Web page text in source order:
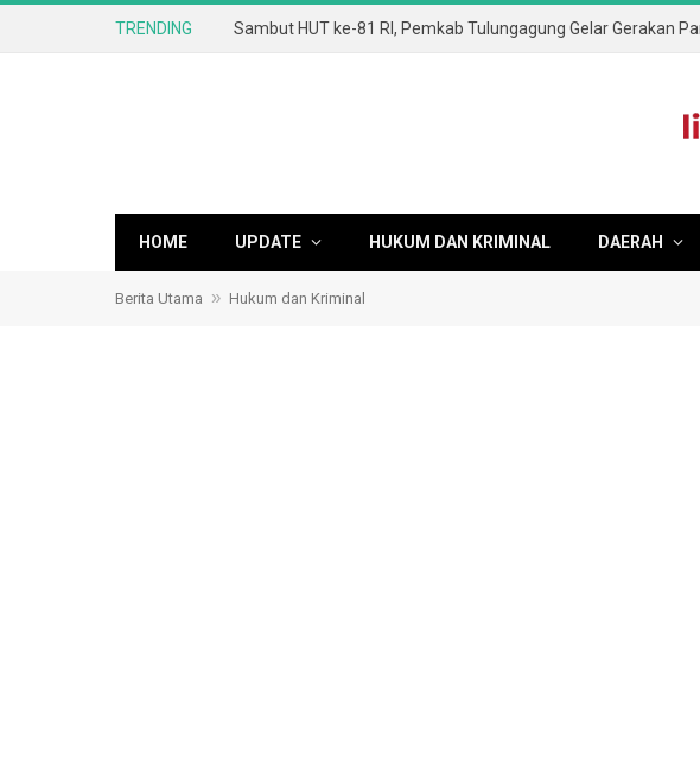
TRENDING
HOME UPDATE HUKUM DAN KRIMINAL DAERAH
Berita Utama » Hukum dan Kriminal